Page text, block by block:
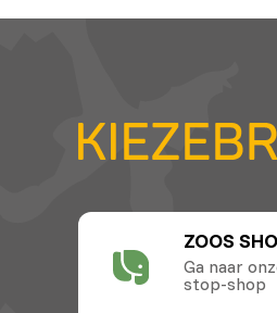
ZOOS
Ga naar
stop-shop